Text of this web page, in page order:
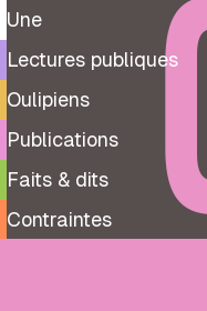
Une
Lectures publiques
Oulipiens
Publications
Faits & dits
Contraintes